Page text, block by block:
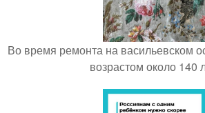
Во время ремонта на васильевском
возрастом около 140